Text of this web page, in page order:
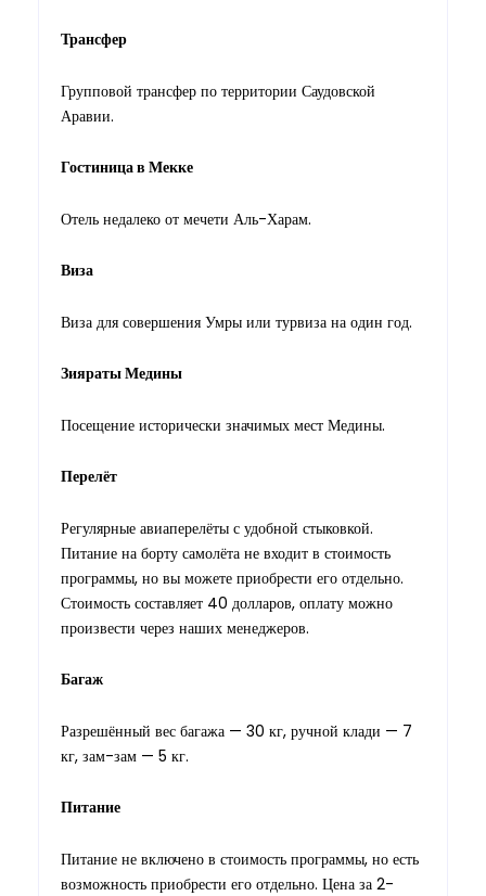
Трансфер
Групповой трансфер по территории Саудовской
Аравии.
Гостиница в Мекке
Отель недалеко от мечети Аль-Харам.
Виза
Виза для совершения Умры или турвиза на один год.
Зияраты Медины
Посещение исторически значимых мест Медины.
Перелёт
Регулярные авиаперелёты с удобной стыковкой.
Питание на борту самолёта не входит в стоимость
программы, но вы можете приобрести его отдельно.
Стоимость составляет 40 долларов, оплату можно
произвести через наших менеджеров.
Багаж
Разрешённый вес багажа — 30 кг, ручной клади — 7
кг, зам-зам — 5 кг.
Питание
Питание не включено в стоимость программы, но есть
возможность приобрести его отдельно. Цена за 2-